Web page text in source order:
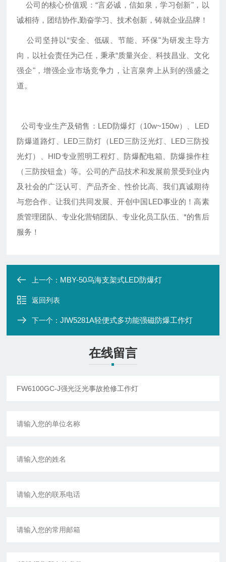
公司的核心价值观：“言必诚，信如泉，学习创新"，以
诚相待，团结协作,勤奋学习、技术创新，铸就企业品牌！
公司坚持以“安全、低碳、节能、环保"为研发主导方
向，以社会责任为己任，秉承“质量兴企、科技昌业、文化
强企"，增强企业市场竞争力，让言泉奔上从到的强盛之
道。
公司专业生产及销售：LED防爆灯（10w~150w）、LED
防爆道路灯、LED三防灯（LED三防泛光灯、LED三防投
光灯）、HID专业照明工程灯、防爆配电箱、防爆操作柱
（三防按钮盒）等。公司的产品技术和发展前景受到业内
及社会的广泛认可、产品齐全、性价比高、我们真诚期待
与您合作、让我们共同发展、开创中国LED事业的！高素
质管理团队、专业化营销团队、专业化员工队伍、*的售后
服务！
上一个： MBY-50乌海支架式LED防爆灯
返回列表
下一个：JIW5281A轻便式多功能强磁防爆工作灯
在线留言